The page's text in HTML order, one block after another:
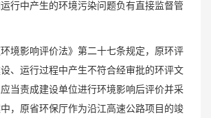
行中产生的环境污染问题负有直接监督管
境影响评价法》第二十七条规定，原环评
、运行过程中产生不符合经审批的环评文
当责成建设单位进行环境影响后评价并采
，原省环保厅作为沿江高速公路项目的竣